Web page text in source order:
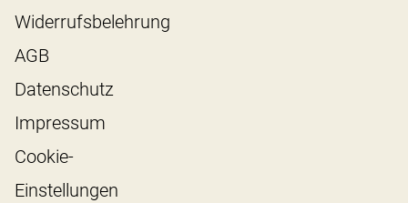
Widerrufsbelehrung
AGB
Datenschutz
Impressum
Cookie-
Einstellungen